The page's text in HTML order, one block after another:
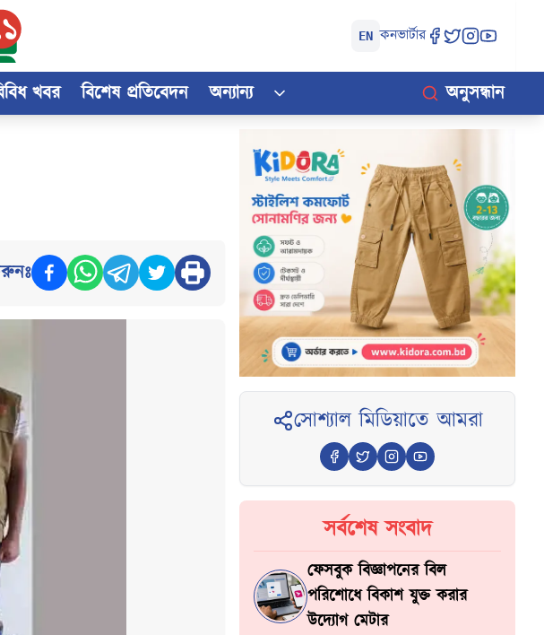
EN কনভার্টার
খবর বিশেষ প্রতিবেদন অন্যান্য অনুসন্ধান
সোশ্যাল মিডিয়াতে আমরা
সর্বশেষ সংবাদ
ফেসবুক বিজ্ঞাপনের বিল
পরিশোধে বিকাশ যুক্ত করার
উদ্যোগ মেটার